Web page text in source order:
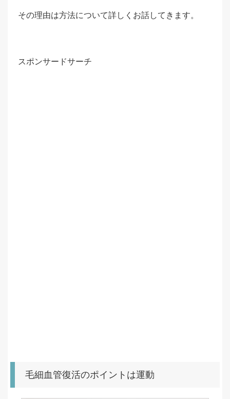
その理由は方法について詳しくお話してきます。
スポンサードサーチ
毛細血管復活のポイントは運動